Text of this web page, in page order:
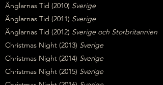
Änglarnas Tid (2010) Sverige
Änglarnas Tid (2011) Sverige
Änglarnas Tid (2012) Sverige och Storbritannien
Christmas Night (2013) Sverige
Christmas Night (2014) Sverige
Christmas Night (2015) Sverige